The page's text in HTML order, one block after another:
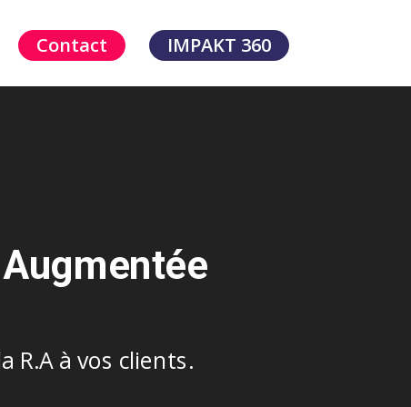
Contact IMPAKT 360
R.A à vos clients.